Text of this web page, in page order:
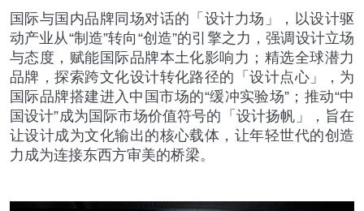
国际与国内品牌同场对话的「设计力场」，以设计驱
动产业从“制造”转向 “创造”的引擎之力，强调设计立场
与态度，赋能国际品牌本土化影响力；精选全球潜力
品牌，探索跨文化设计转化路径的「设计点心」，为
国际品牌搭建进入中国市场的“缓冲实验场” ；推动“中
国设计”成为国际市场价值符号的「设计扬帆」，旨在
让设计成为文化输出的核心载体，让年轻世代的创造
力成为连接东西方审美的桥梁。